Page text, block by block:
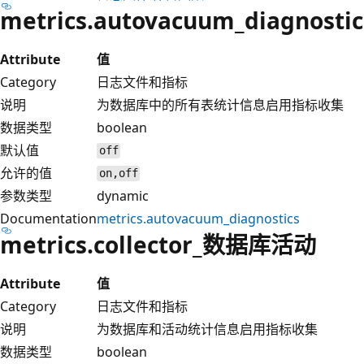
Attribute
值
Category
日志文件和指标
说明
为数据库中的所有表统计信息启用指标收集
数据类型
boolean
默认值
off
允许的值 on,off
参数类型
dynamic
Documentationmetrics.autovacuum_diagnostics
metrics.collector_数据库活动
Attribute
值
Category
日志文件和指标
说明
为数据库和活动统计信息启用指标收集
数据类型
boolean